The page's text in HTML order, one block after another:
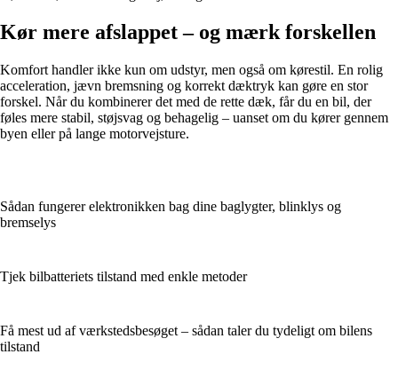
Kør mere afslappet – og mærk forskellen
Komfort handler ikke kun om udstyr, men også om kørestil. En rolig
acceleration, jævn bremsning og korrekt dæktryk kan gøre en stor
forskel. Når du kombinerer det med de rette dæk, får du en bil, der
føles mere stabil, støjsvag og behagelig – uanset om du kører gennem
byen eller på lange motorvejsture.
Sådan fungerer elektronikken bag dine baglygter, blinklys og
bremselys
Tjek bilbatteriets tilstand med enkle metoder
Få mest ud af værkstedsbesøget – sådan taler du tydeligt om bilens
tilstand